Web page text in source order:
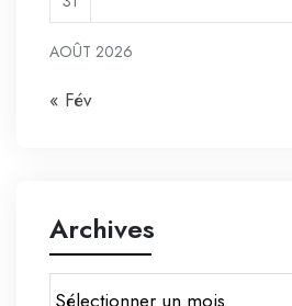
AOÛT 2026
« Fév
Archives